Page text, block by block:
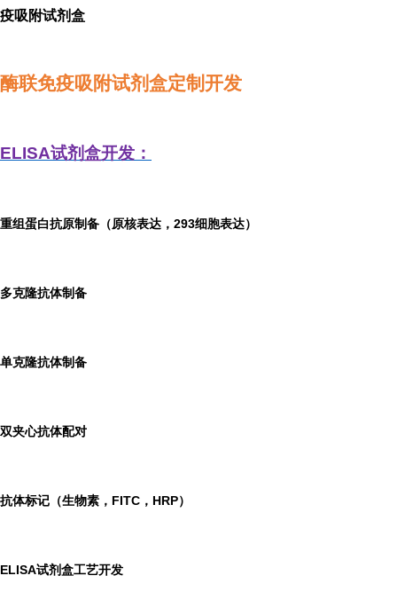
疫吸附试剂盒
酶联免疫吸附试剂盒定制开发
ELISA试剂盒开发：
重组蛋白抗原制备（原核表达，293细胞表达）
多克隆抗体制备
单克隆抗体制备
双夹心抗体配对
抗体标记（生物素，FITC，HRP）
ELISA试剂盒工艺开发